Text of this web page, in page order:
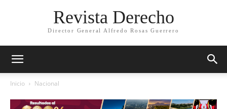
Revista Derecho
Director General Alfredo Rosas Guerrero
Inicio Nacional